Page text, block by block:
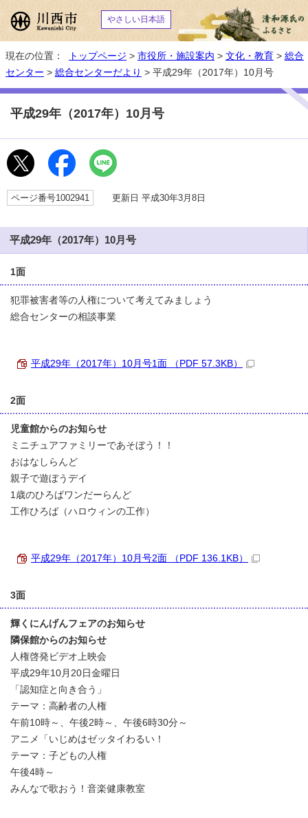
やさしい日本語
現在の位置： トップページ > 市役所・施設案内 > 文化・教育 > 総合
センター > 総合センターだより > 平成29年（2017年）10月号
平成29年（2017年）10月号
ページ番号1002941 更新日 平成30年3月8日
平成29年（2017年）10月号
1面
犯罪被害者等の人権について考えてみましょう
総合センターの相談事業
平成29年（2017年）10月号1面 （PDF 57.3KB）
2面
児童館からのお知らせ
ミニチュアファミリーであそぼう！！
おはなしらんど
親子で遊ぼうデイ
1歳のひろばワンだーらんど
工作ひろば（ハロウィンの工作）
平成29年（2017年）10月号2面 （PDF 136.1KB）
3面
輝くにんげんフェアのお知らせ
隣保館からのお知らせ
人権啓発ビデオ上映会
平成29年10月20日金曜日
「認知症と向き合う」
テーマ：高齢者の人権
午前10時～、午後2時～、午後6時30分～
アニメ「いじめはゼッタイわるい！
テーマ：子どもの人権
午後4時～
みんなで歌おう！音楽健康教室